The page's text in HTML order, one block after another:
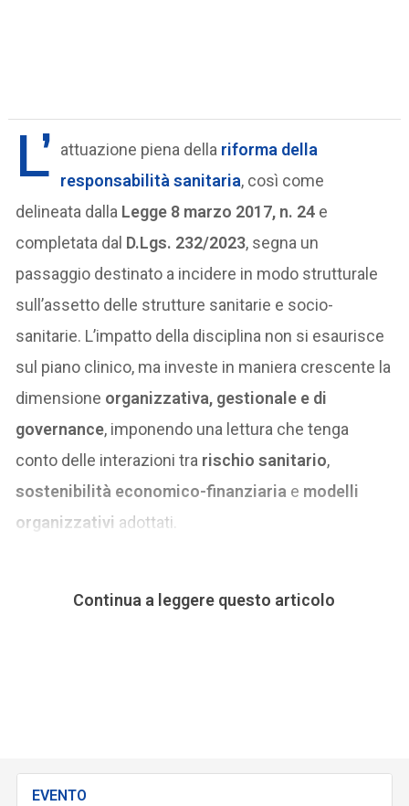
L’ attuazione piena della riforma della
responsabilità sanitaria, così come
delineata dalla Legge 8 marzo 2017, n. 24 e
completata dal D.Lgs. 232/2023, segna un
passaggio destinato a incidere in modo strutturale
sull’assetto delle strutture sanitarie e socio-
sanitarie. L’impatto della disciplina non si esaurisce
sul piano clinico, ma investe in maniera crescente la
dimensione organizzativa, gestionale e di
governance, imponendo una lettura che tenga
conto delle interazioni tra rischio sanitario,
sostenibilità economico-finanziaria e modelli
organizzativi adottati.
Continua a leggere questo articolo
EVENTO